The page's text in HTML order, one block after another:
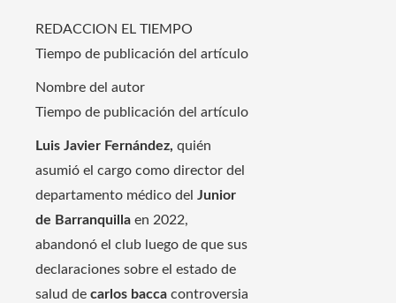
REDACCION EL TIEMPO
Tiempo de publicación del artículo
Nombre del autor
Tiempo de publicación del artículo
Luis Javier Fernández, quién
asumió el cargo como director del
departamento médico del Junior
de Barranquilla en 2022,
abandonó el club luego de que sus
declaraciones sobre el estado de
salud de carlos bacca controversia